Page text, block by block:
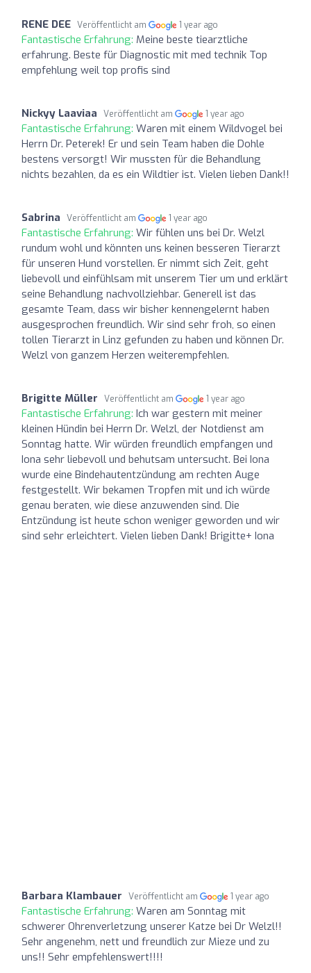
RENE DEE Veröffentlicht am 1 year ago
Fantastische Erfahrung: Meine beste tiearztliche
erfahrung. Beste für Diagnostic mit med technik Top
empfehlung weil top profis sind
Nickyy Laaviaa Veröffentlicht am 1 year ago
Fantastische Erfahrung: Waren mit einem Wildvogel bei
Herrn Dr. Peterek! Er und sein Team haben die Dohle
bestens versorgt! Wir mussten für die Behandlung
nichts bezahlen, da es ein Wildtier ist. Vielen lieben Dank!!
Sabrina Veröffentlicht am 1 year ago
Fantastische Erfahrung: Wir fühlen uns bei Dr. Welzl
rundum wohl und könnten uns keinen besseren Tierarzt
für unseren Hund vorstellen. Er nimmt sich Zeit, geht
liebevoll und einfühlsam mit unserem Tier um und erklärt
seine Behandlung nachvollziehbar. Generell ist das
gesamte Team, dass wir bisher kennengelernt haben
ausgesprochen freundlich. Wir sind sehr froh, so einen
tollen Tierarzt in Linz gefunden zu haben und können Dr.
Welzl von ganzem Herzen weiterempfehlen.
Brigitte Müller Veröffentlicht am 1 year ago
Fantastische Erfahrung: Ich war gestern mit meiner
kleinen Hündin bei Herrn Dr. Welzl, der Notdienst am
Sonntag hatte. Wir würden freundlich empfangen und
Iona sehr liebevoll und behutsam untersucht. Bei Iona
wurde eine Bindehautentzündung am rechten Auge
festgestellt. Wir bekamen Tropfen mit und ich würde
genau beraten, wie diese anzuwenden sind. Die
Entzündung ist heute schon weniger geworden und wir
sind sehr erleichtert. Vielen lieben Dank! Brigitte+ Iona
Barbara Klambauer Veröffentlicht am 1 year ago
Fantastische Erfahrung: Waren am Sonntag mit
schwerer Ohrenverletzung unserer Katze bei Dr Welzl!!
Sehr angenehm, nett und freundlich zur Mieze und zu
uns!! Sehr empfehlenswert!!!!